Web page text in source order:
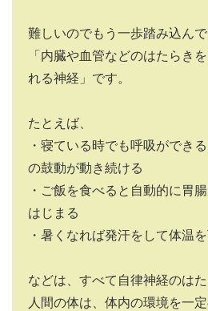
難しいのでもう一歩踏み込んで
「内臓や血管などのはたらき
れる神経」です。
たとえば、
・寝ている時でも呼吸ができ
の鼓動が動き続ける
・ご飯を食べると自動的に胃
はじまる
・暑くなれば発汗をして体温
などは、すべて自律神経のは
人間の体は、体内の環境を一